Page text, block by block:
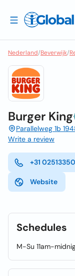
Nederland/Beverwijk/
Burger King
Parallelweg 1b
Write a review
+31
Website
Schedules
M-Su 11am-